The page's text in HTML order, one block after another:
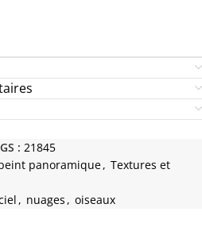
: 21845
panoramique, Textures et
, nuages , oiseaux